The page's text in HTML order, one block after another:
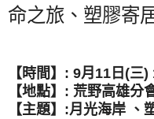
命之旅、塑膠寄
【時間】: 9月11日(三
【地點】: 荒野高雄分
【主題】:月光海岸 、